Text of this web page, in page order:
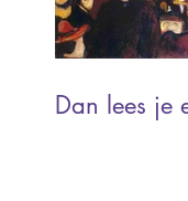
Dan lees je